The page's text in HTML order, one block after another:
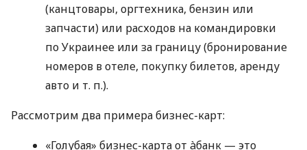
(канцтовары, оргтехника, бензин или
запчасти) или расходов на командировки
по Украинее или за границу (бронирование
номеров в отеле, покупку билетов, аренду
авто и т. п.).
Рассмотрим два примера бизнес-карт:
«Голубая» бизнес-карта от àбанк — это